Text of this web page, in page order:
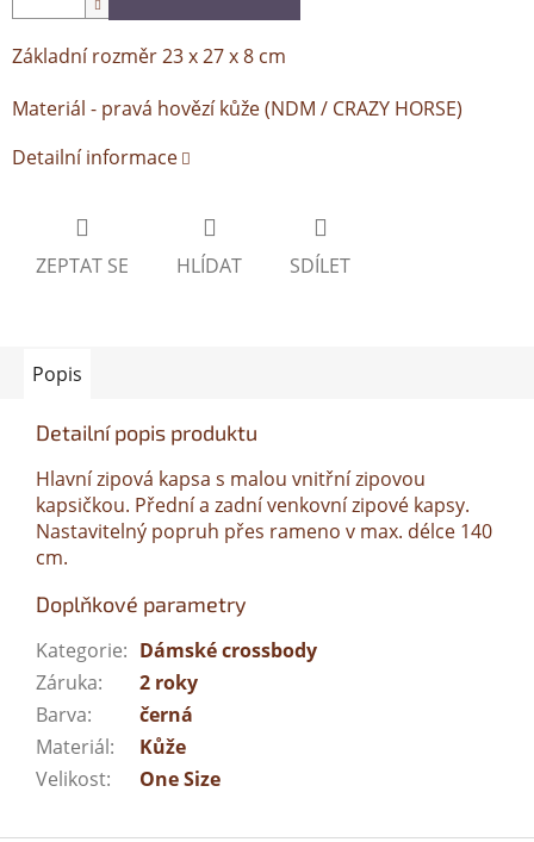
Základní rozměr 23 x 27 x 8 cm
Materiál - pravá hovězí kůže (NDM / CRAZY HORSE)
Detailní informace
ZEPTAT SE HLÍDAT SDÍLET
Popis
Detailní popis produktu
Hlavní zipová kapsa s malou vnitřní zipovou
kapsičkou. Přední a zadní venkovní zipové kapsy.
Nastavitelný popruh přes rameno v max. délce 140
cm.
Doplňkové parametry
Kategorie: Dámské crossbody
Záruka:
2 roky
Barva:
černá
Materiál:
Kůže
Velikost: One Size